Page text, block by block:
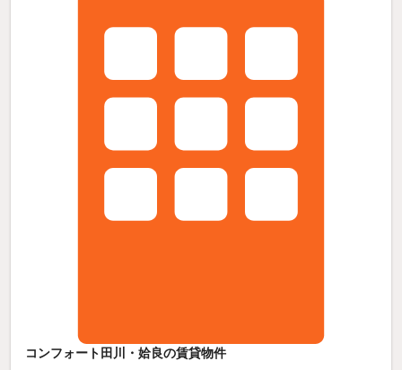
コンフォート田川・姶良の賃貸物件